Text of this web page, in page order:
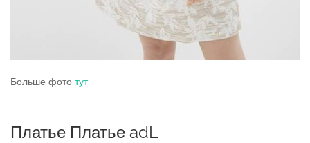
Больше фото тут
Платье Платье adL